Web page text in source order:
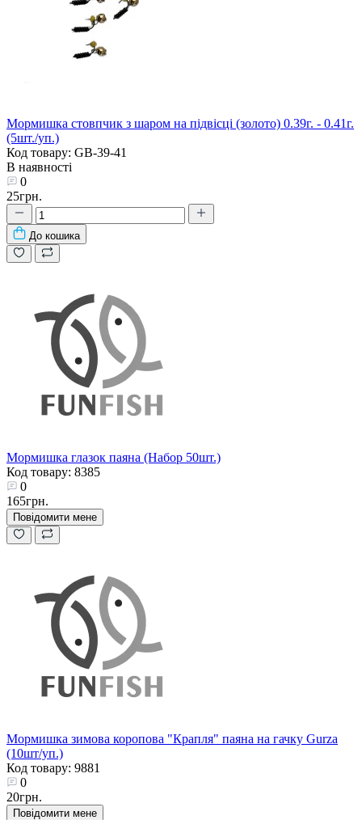
Мормишка стовпчик з шаром на підвісці (золото) 0.39г. - 0.41г.
(5шт./уп.)
Код товару: GB-39-41
В наявності
0
25грн.
До кошика
Мормишка глазок паяна (Набор 50шт.)
Код товару: 8385
0
165грн.
Повідомити мене
Мормишка зимова коропова "Крапля" паяна на гачку Gurza
(10шт/уп.)
Код товару: 9881
0
20грн.
Повідомити мене